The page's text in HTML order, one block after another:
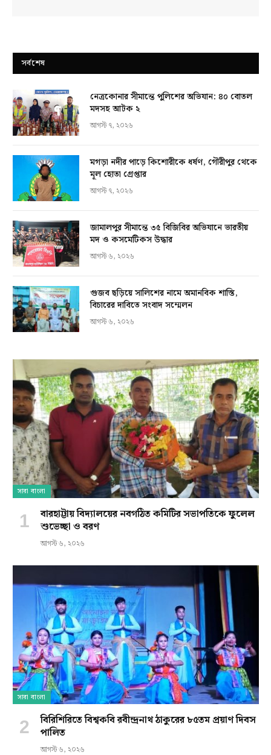
সর্বশেষ
নেত্রকোনার সীমান্তে পুলিশের অভিযান: ৪০ বোতল
মদসহ আটক ২
আগস্ট ৭, ২০২৬
মগড়া নদীর পাড়ে কিশোরীকে ধর্ষণ, গৌরীপুর থেকে
মূল হোতা গ্রেপ্তার
আগস্ট ৭, ২০২৬
জামালপুর সীমান্তে ৩৫ বিজিবির অভিযানে ভারতীয়
মদ ও কসমেটিকস উদ্ধার
আগস্ট ৬, ২০২৬
গুজব ছড়িয়ে সালিশের নামে অমানবিক শাস্তি,
বিচারের দাবিতে সংবাদ সম্মেলন
আগস্ট ৬, ২০২৬
সারা বাংলা
বারহাট্টায় বিদ্যালয়ের নবগঠিত কমিটির সভাপতিকে ফুলেল
শুভেচ্ছা ও বরণ
আগস্ট ৬, ২০২৬
সারা বাংলা
বিরিশিরিতে বিশ্বকবি রবীন্দ্রনাথ ঠাকুরের ৮৫তম প্রয়াণ দিবস
পালিত
আগস্ট ৬, ২০২৬